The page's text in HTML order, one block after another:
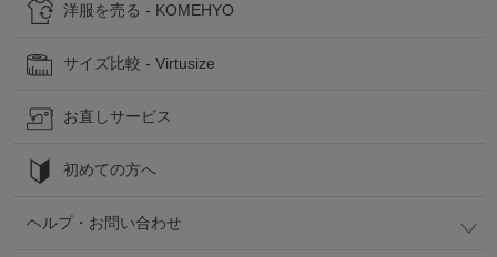
洋服を売る - KOMEHYO
サイズ比較 - Virtusize
お直しサービス
初めての方へ
ヘルプ・お問い合わせ